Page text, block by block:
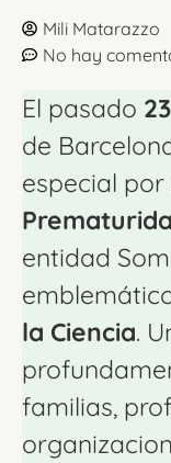
Mili Matarazzo
No hay
El pasado
de
especial por
entidad
la Ciencia.
familias,